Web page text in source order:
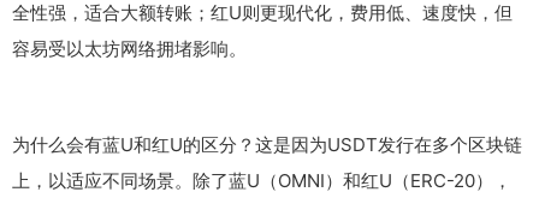
全性强，适合大额转账；红U则更现代化，费用低、速度快，但
容易受以太坊网络拥堵影响。
为什么会有蓝U和红U的区分？这是因为USDT发行在多个区块链
上，以适应不同场景。除了蓝U（OMNI）和红U（ERC-20），